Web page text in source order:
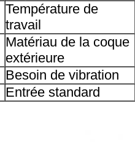
Température de
travail
Matériau de la coque
extérieure
Besoin de vibration
Entrée standard